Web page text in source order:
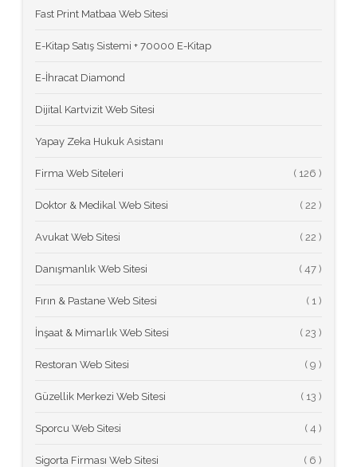
Fast Print Matbaa Web Sitesi
E-Kitap Satış Sistemi + 70000 E-Kitap
E-İhracat Diamond
Dijital Kartvizit Web Sitesi
Yapay Zeka Hukuk Asistanı
Firma Web Siteleri (
Doktor & Medikal Web Sitesi (
Avukat Web Sitesi (
Danışmanlık Web Sitesi (
Fırın & Pastane Web Sitesi (
İnşaat & Mimarlık Web Sitesi (
Restoran Web Sitesi (
Güzellik Merkezi Web Sitesi (
Sporcu Web Sitesi (
Sigorta Firması Web Sitesi (